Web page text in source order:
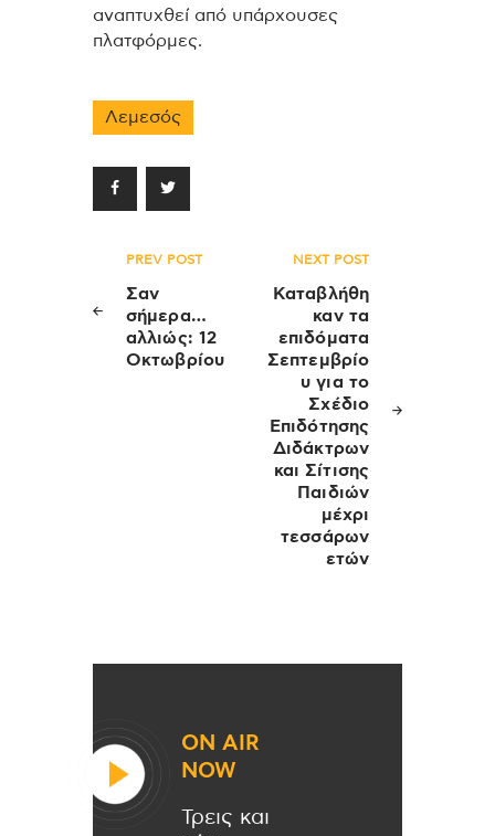
αναπτυχθεί από υπάρχουσες
πλατφόρμες.
Λεμεσός
Πλοήγηση
άρθρων
PREV POST
Σαν
σήμερα…
αλλιώς: 12
Οκτωβρίου
NEXT POST
Καταβλήθη
καν τα
επιδόματα
Σεπτεμβρίο
υ για το
Σχέδιο
Επιδότησης
Διδάκτρων
και Σίτισης
Παιδιών
μέχρι
τεσσάρων
ετών
ON AIR
NOW
Τρεις και